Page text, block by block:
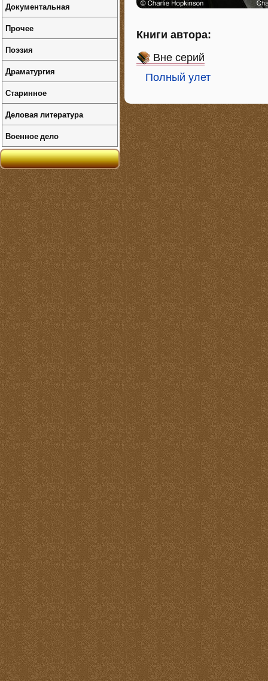
Книги автора:
Вне серий
Полный улет
Документальная
Прочее
Поэзия
Драматургия
Старинное
Деловая литература
Военное дело